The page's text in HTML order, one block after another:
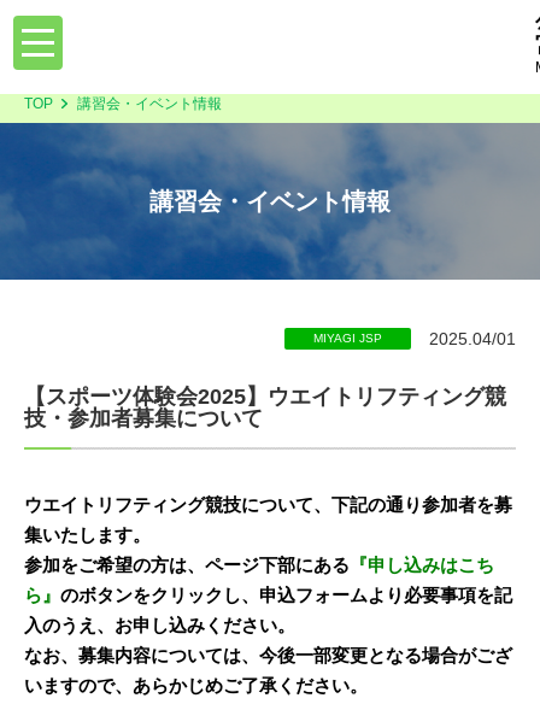
toggle
navigation
TOP 講習会・イベント情報
講習会・イベント情報
MIYAGI JSP 2025.04/01
【スポーツ体験会2025】ウエイトリフティング競
技・参加者募集について
ウエイトリフティング競技について、下記の通り参加者を募
集いたします。
参加をご希望の方は、ページ下部にある 『申し込みはこち
ら』 のボタンをクリックし、申込フォームより必要事項を記
入のうえ、お申し込みください。
なお、募集内容については、今後一部変更となる場合がござ
いますので、あらかじめご了承ください。